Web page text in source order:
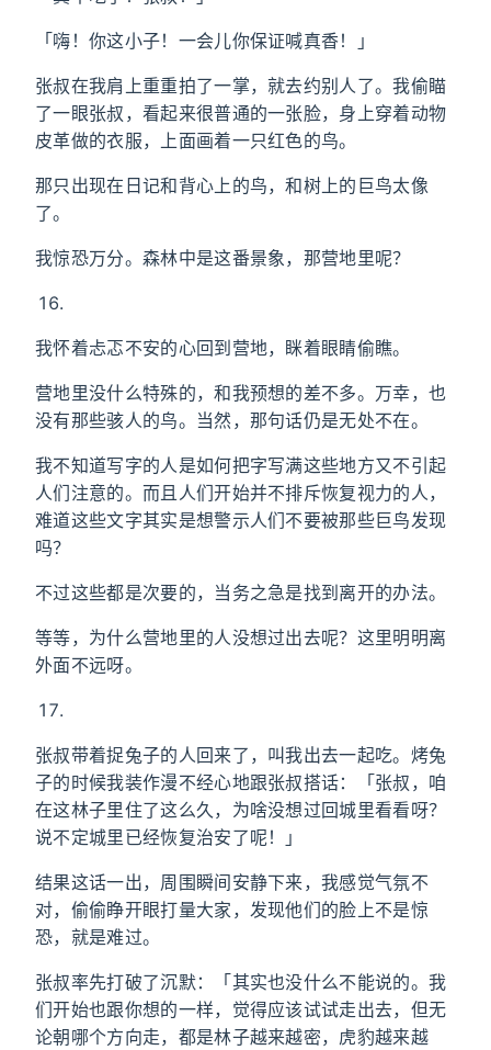
「嗨！你这小子！一会儿你保证喊真香！」
张叔在我肩上重重拍了一掌，就去约别人了。我偷瞄
了一眼张叔，看起来很普通的一张脸，身上穿着动物
皮革做的衣服，上面画着一只红色的鸟。
那只出现在日记和背心上的鸟，和树上的巨鸟太像
了。
我惊恐万分。森林中是这番景象，那营地里呢？
我怀着忐忑不安的心回到营地，眯着眼睛偷瞧。
营地里没什么特殊的，和我预想的差不多。万幸，也
没有那些骇人的鸟。当然，那句话仍是无处不在。
我不知道写字的人是如何把字写满这些地方又不引起
人们注意的。而且人们开始并不排斥恢复视力的人，
难道这些文字其实是想警示人们不要被那些巨鸟发现
吗？
不过这些都是次要的，当务之急是找到离开的办法。
等等，为什么营地里的人没想过出去呢？这里明明离
外面不远呀。
张叔带着捉兔子的人回来了，叫我出去一起吃。烤兔
子的时候我装作漫不经心地跟张叔搭话：「张叔，咱
在这林子里住了这么久，为啥没想过回城里看看呀？
说不定城里已经恢复治安了呢！」
结果这话一出，周围瞬间安静下来，我感觉气氛不
对，偷偷睁开眼打量大家，发现他们的脸上不是惊
恐，就是难过。
张叔率先打破了沉默：「其实也没什么不能说的。我
们开始也跟你想的一样，觉得应该试试走出去，但无
论朝哪个方向走，都是林子越来越密，虎豹越来越